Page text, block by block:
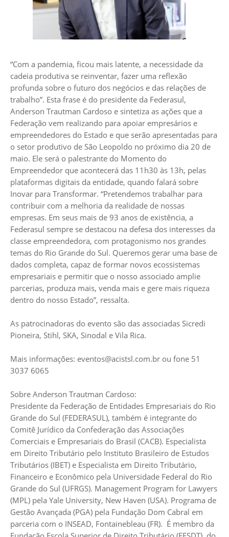
“Com a pandemia, ficou mais latente, a necessidade da
cadeia produtiva se reinventar, fazer uma reflexão
profunda sobre o futuro dos negócios e das relações de
trabalho”. Esta frase é do presidente da Federasul,
Anderson Trautman Cardoso e sintetiza as ações que a
Federação vem realizando para apoiar empresários e
empreendedores do Estado e que serão apresentadas para
o setor produtivo de São Leopoldo no próximo dia 20 de
maio. Ele será o palestrante do Momento do
Empreendedor que acontecerá das 11h30 às 13h, pelas
plataformas digitais da entidade, quando falará sobre
Inovar para Transformar. “Pretendemos trabalhar para
contribuir com a melhoria da realidade de nossas
empresas. Em seus mais de 93 anos de existência, a
Federasul sempre se destacou na defesa dos interesses da
classe empreendedora, com protagonismo nos grandes
temas do Rio Grande do Sul. Queremos gerar uma base de
dados completa, capaz de formar novos ecossistemas
empresariais e permitir que o nosso associado amplie
parcerias, produza mais, venda mais e gere mais riqueza
dentro do nosso Estado”, ressalta.
As patrocinadoras do evento são das associadas Sicredi
Pioneira, Stihl, SKA, Sinodal e Vila Rica.
Mais informações: eventos@acistsl.com.br ou fone 51
3037 6065
Sobre Anderson Trautman Cardoso:
Presidente da Federação de Entidades Empresariais do Rio
Grande do Sul (FEDERASUL), também é integrante do
Comitê Jurídico da Confederação das Associações
Comerciais e Empresariais do Brasil (CACB). Especialista
em Direito Tributário pelo Instituto Brasileiro de Estudos
Tributários (IBET) e Especialista em Direito Tributário,
Financeiro e Econômico pela Universidade Federal do Rio
Grande do Sul (UFRGS). Management Program for Lawyers
(MPL) pela Yale University, New Haven (USA). Programa de
Gestão Avançada (PGA) pela Fundação Dom Cabral em
parceria com o INSEAD, Fontainebleau (FR). É membro da